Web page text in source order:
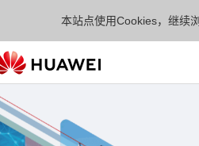
本站点使用Cookies，继续